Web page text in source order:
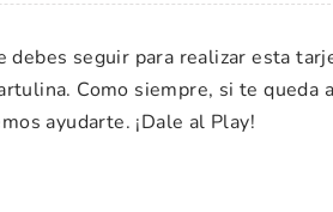
seguir para realizar esta
Como siempre, si te queda
ayudarte. ¡Dale al Play!